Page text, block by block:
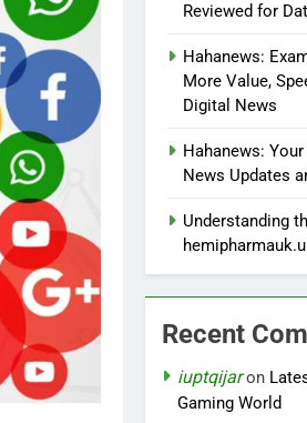
Reviewed for
Hahanews:
More Value,
Digital News
Hahanews:
News Updates
Understanding
Recent
iuptqijaron
Gaming World